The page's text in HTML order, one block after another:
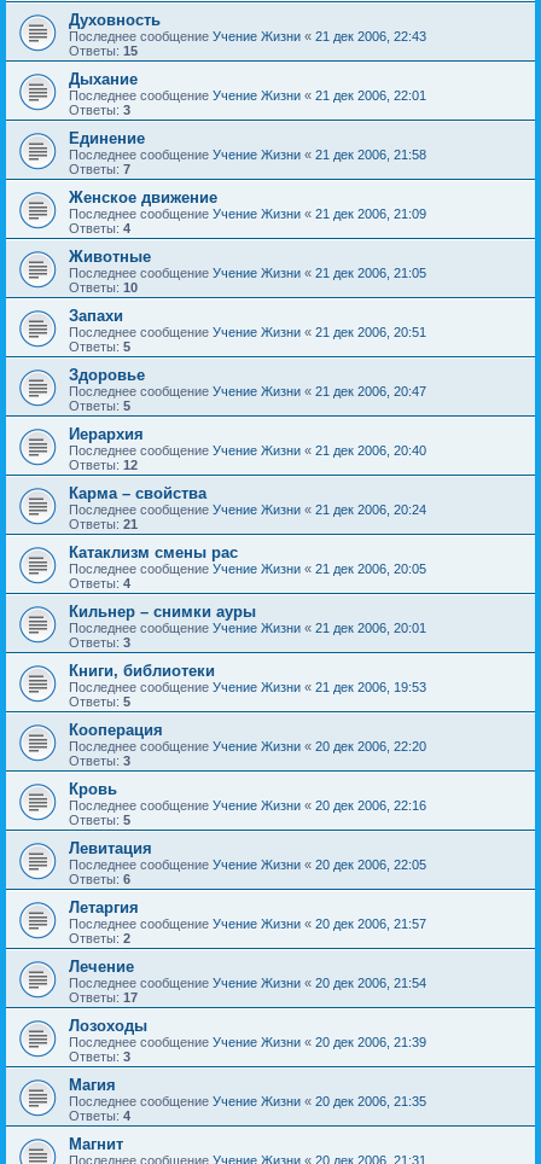
Духовность
Последнее сообщение Учение Жизни « 21 дек 2006, 22:43
Ответы: 15
Дыхание
Последнее сообщение Учение Жизни « 21 дек 2006, 22:01
Ответы: 3
Единение
Последнее сообщение Учение Жизни « 21 дек 2006, 21:58
Ответы: 7
Женское движение
Последнее сообщение Учение Жизни « 21 дек 2006, 21:09
Ответы: 4
Животные
Последнее сообщение Учение Жизни « 21 дек 2006, 21:05
Ответы: 10
Запахи
Последнее сообщение Учение Жизни « 21 дек 2006, 20:51
Ответы: 5
Здоровье
Последнее сообщение Учение Жизни « 21 дек 2006, 20:47
Ответы: 5
Иерархия
Последнее сообщение Учение Жизни « 21 дек 2006, 20:40
Ответы: 12
Карма – свойства
Последнее сообщение Учение Жизни « 21 дек 2006, 20:24
Ответы: 21
Катаклизм смены рас
Последнее сообщение Учение Жизни « 21 дек 2006, 20:05
Ответы: 4
Кильнер – снимки ауры
Последнее сообщение Учение Жизни « 21 дек 2006, 20:01
Ответы: 3
Книги, библиотеки
Последнее сообщение Учение Жизни « 21 дек 2006, 19:53
Ответы: 5
Кооперация
Последнее сообщение Учение Жизни « 20 дек 2006, 22:20
Ответы: 3
Кровь
Последнее сообщение Учение Жизни « 20 дек 2006, 22:16
Ответы: 5
Левитация
Последнее сообщение Учение Жизни « 20 дек 2006, 22:05
Ответы: 6
Летаргия
Последнее сообщение Учение Жизни « 20 дек 2006, 21:57
Ответы: 2
Лечение
Последнее сообщение Учение Жизни « 20 дек 2006, 21:54
Ответы: 17
Лозоходы
Последнее сообщение Учение Жизни « 20 дек 2006, 21:39
Ответы: 3
Магия
Последнее сообщение Учение Жизни « 20 дек 2006, 21:35
Ответы: 4
Магнит
Последнее сообщение Учение Жизни « 20 дек 2006, 21:31